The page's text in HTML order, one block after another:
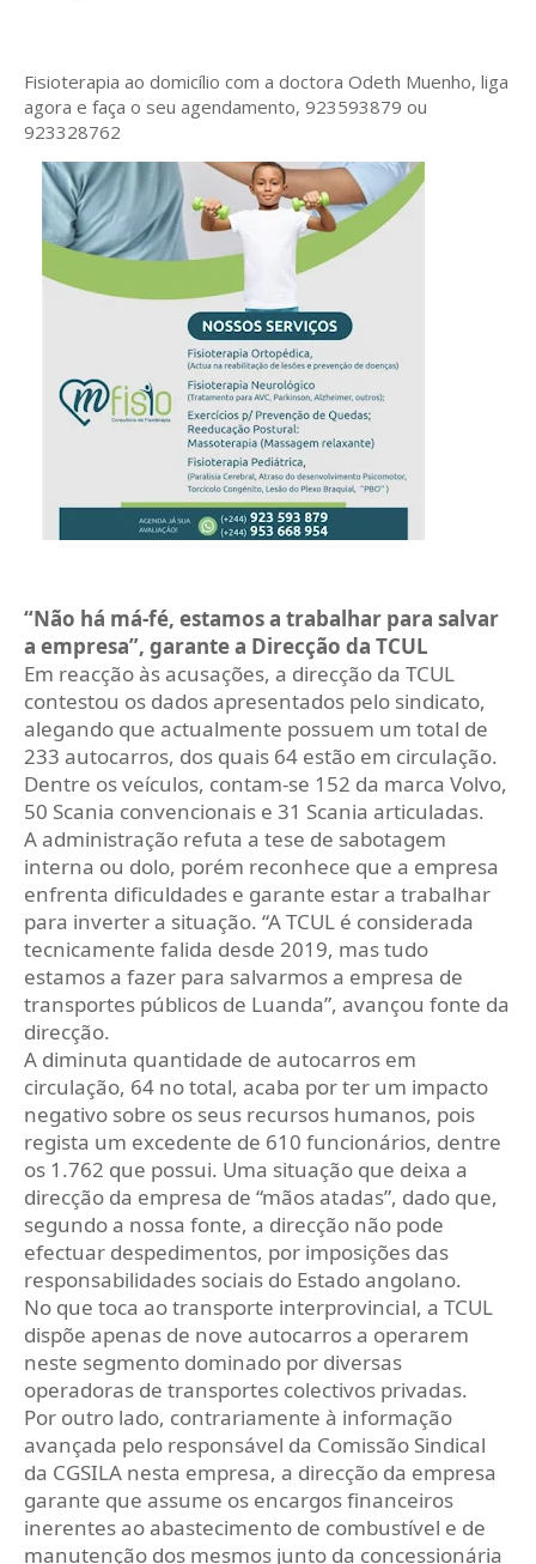
Fisioterapia ao domicílio com a doctora Odeth Muenho, liga
agora e faça o seu agendamento, 923593879 ou
923328762
“Não há má-fé, estamos a trabalhar para salvar
a empresa”, garante a Direcção da TCUL
Em reacção às acusações, a direcção da TCUL
contestou os dados apresentados pelo sindicato,
alegando que actualmente possuem um total de
233 autocarros, dos quais 64 estão em circulação.
Dentre os veículos, contam-se 152 da marca Volvo,
50 Scania convencionais e 31 Scania articuladas.
A administração refuta a tese de sabotagem
interna ou dolo, porém reconhece que a empresa
enfrenta dificuldades e garante estar a trabalhar
para inverter a situação. “A TCUL é considerada
tecnicamente falida desde 2019, mas tudo
estamos a fazer para salvarmos a empresa de
transportes públicos de Luanda”, avançou fonte da
direcção.
A diminuta quantidade de autocarros em
circulação, 64 no total, acaba por ter um impacto
negativo sobre os seus recursos humanos, pois
regista um excedente de 610 funcionários, dentre
os 1.762 que possui. Uma situação que deixa a
direcção da empresa de “mãos atadas”, dado que,
segundo a nossa fonte, a direcção não pode
efectuar despedimentos, por imposições das
responsabilidades sociais do Estado angolano.
No que toca ao transporte interprovincial, a TCUL
dispõe apenas de nove autocarros a operarem
neste segmento dominado por diversas
operadoras de transportes colectivos privadas.
Por outro lado, contrariamente à informação
avançada pelo responsável da Comissão Sindical
da CGSILA nesta empresa, a direcção da empresa
garante que assume os encargos financeiros
inerentes ao abastecimento de combustível e de
manutenção dos mesmos junto da concessionária